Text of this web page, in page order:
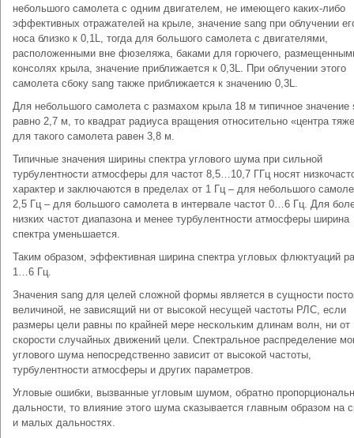
небольшого самолета с одним двигателем, не имеющего каких-либо
эффективных отражателей на крыле, значение sаng при облучении
носа близко к 0,1L, тогда для большого самолета с двигателями,
расположенными вне фюзеляжа, баками для горючего,
консолях крыла, значение приближается к 0,3L. При облучении этого
самолета сбоку sаng также приближается к значению 0,3L.
Для небольшого самолета с размахом крыла 18 м типичное значение
равно 2,7 м, то квадрат радиуса вращения относительно «центра
для такого самолета равен 3,8 м.
Типичные значения ширины спектра углового шума при сильной
турбулентности атмосферы для частот 8,5…10,7 ГГц носят
характер и заключаются в пределах от 1 Гц – для небольшого
2,5 Гц – для большого самолета в интервале частот 0…6 Гц. Для
низких частот диапазона и менее турбулентности атмосферы ширина
спектра уменьшается.
Таким образом, эффективная ширина спектра угловых флюктуаций
1…6 Гц.
Значения sаng для целей сложной формы является в сущности
величиной, не зависящий ни от высокой несущей частоты РЛС, если
размеры цели равны по крайней мере нескольким длинам волн, ни от
скорости случайных движений цели. Спектральное распределение
углового шума непосредственно зависит от высокой частоты,
турбулентности атмосферы и других параметров.
Угловые ошибки, вызванные угловым шумом, обратно
дальности, то влияние этого шума сказывается главным образом на
и малых дальностях.